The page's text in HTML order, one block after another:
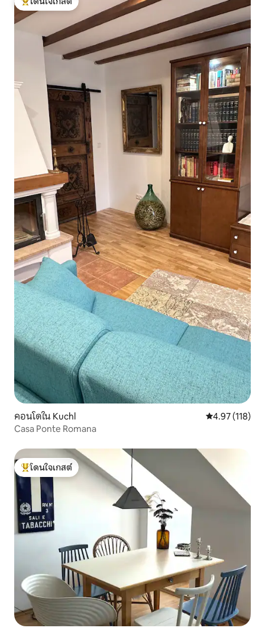
โดนใจเกสต์ที่สุด
คอนโดใน Kuchl คะแนนเฉลี่ย
4.97 (118)
Casa Ponte Romana
โดนใจเกสต์ที่สุด
โดนใจเกสต์